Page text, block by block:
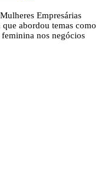
Empresárias
abordou temas como
nos negócios